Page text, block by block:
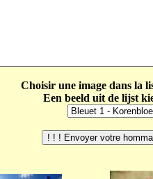
Choisir une image dans la
Een beeld uit de lijst